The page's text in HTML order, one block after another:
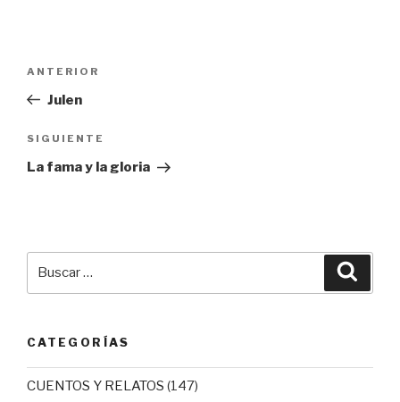
entradas
Entrada
anterior:
ANTERIOR
Julen
Siguiente
entrada
SIGUIENTE
La fama y la gloria
CATEGORÍAS
CUENTOS Y RELATOS (147)